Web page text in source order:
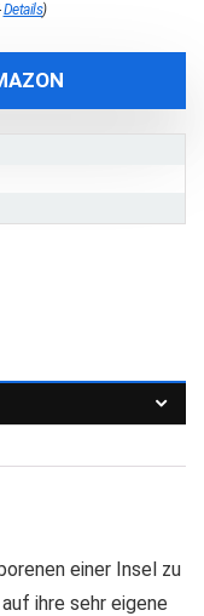
Details)
einer Insel zu
ihre sehr eigene